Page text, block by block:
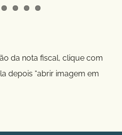
da nota fiscal, clique com
depois “abrir imagem em